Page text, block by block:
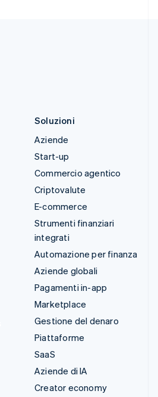
Soluzioni
Aziende
Start-up
Commercio agentico
Criptovalute
E-commerce
Strumenti finanziari
integrati
Automazione per finanza
Aziende globali
Pagamenti in-app
Marketplace
Gestione del denaro
Piattaforme
SaaS
Aziende di IA
Creator economy